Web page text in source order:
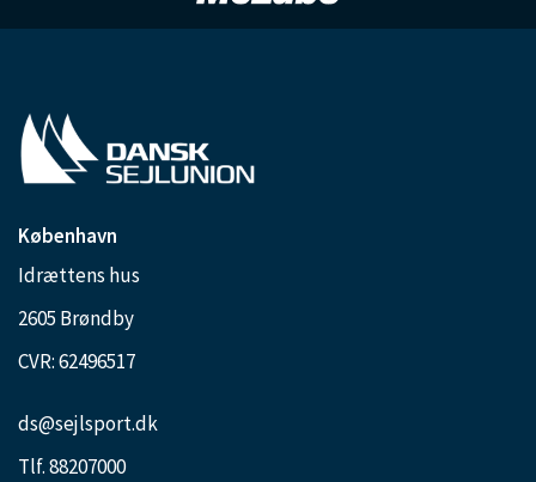
København
Idrættens hus
2605 Brøndby
CVR: 62496517
ds@sejlsport.dk
Tlf. 88207000